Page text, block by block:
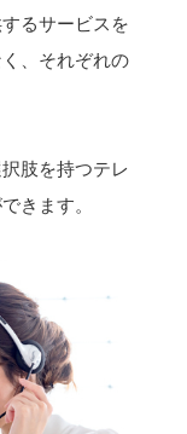
るサービスを
、それぞれの
肢を持つテレ
きます。